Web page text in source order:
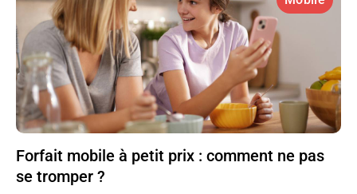
Forfait mobile à petit prix : comment ne pas
se tromper ?